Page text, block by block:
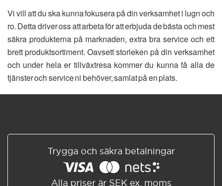
Vi vill att du ska kunna fokusera på din verksamhet i lugn och
ro. Detta driver oss att arbeta för att erbjuda de bästa och mest
säkra produkterna på marknaden, extra bra service och ett
brett produktsortiment. Oavsett storleken på din verksamhet
och under hela er tillväxtresa kommer du kunna få alla de
tjänster och service ni behöver, samlat på en plats.
Trygga och säkra betalningar
Alla priser är SEK ex. moms